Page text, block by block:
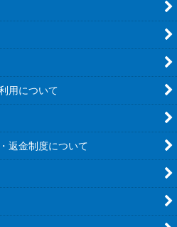
用について
返金制度について